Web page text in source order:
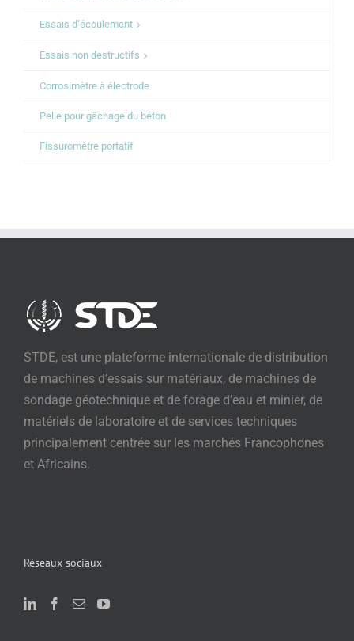
Essais d’écoulement
Essais non destructifs
Corrosimètre à électrode
Pelle pour gâchage du béton
Fissuromètre portatif
STDE, est une plateforme internationale de distribution
de machines d’essais sur matériaux, de machines de
sondage géotechnique et de forage d’eau et minier, de
matériels de laboratoire et de services techniques
principalement centrée sur les marchés Francophones
et Africains.
Réseaux sociaux